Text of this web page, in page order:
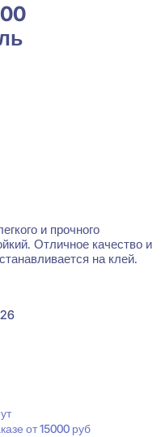
и прочного
Отличное качество и
на клей.
от 15000 руб